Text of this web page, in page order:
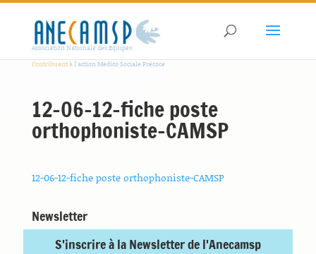
Association Nationale des Equipes
Contribuant àl'action Médico Sociale Précoce
12-06-12-fiche poste
orthophoniste-CAMSP
12-06-12-fiche poste orthophoniste-CAMSP
Newsletter
S'inscrire à la Newsletter de l'Anecamsp